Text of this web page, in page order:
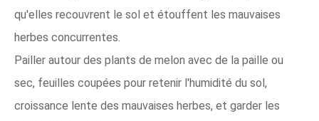
qu'elles recouvrent le sol et étouffent les mauvaises
herbes concurrentes.
Pailler autour des plants de melon avec de la paille ou
sec, feuilles coupées pour retenir l'humidité du sol,
croissance lente des mauvaises herbes, et garder les